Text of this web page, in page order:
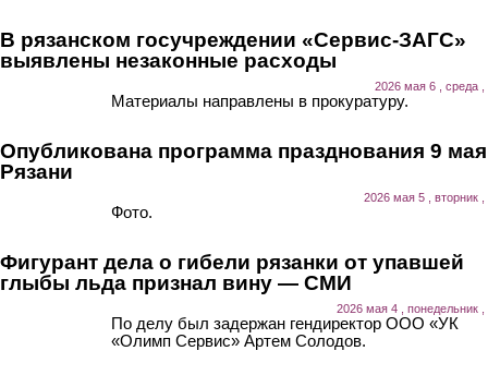
В рязанском госучреждении «Сервис-ЗАГС»
выявлены незаконные расходы
2026 мая 6 , среда ,
Материалы направлены в прокуратуру.
Опубликована программа празднования 9
Рязани
2026 мая 5 , вторник ,
Фото.
Фигурант дела о гибели рязанки от упавшей
глыбы льда признал вину — СМИ
2026 мая 4 , понедельник ,
По делу был задержан гендиректор ООО «УК
«Олимп Сервис» Артем Солодов.